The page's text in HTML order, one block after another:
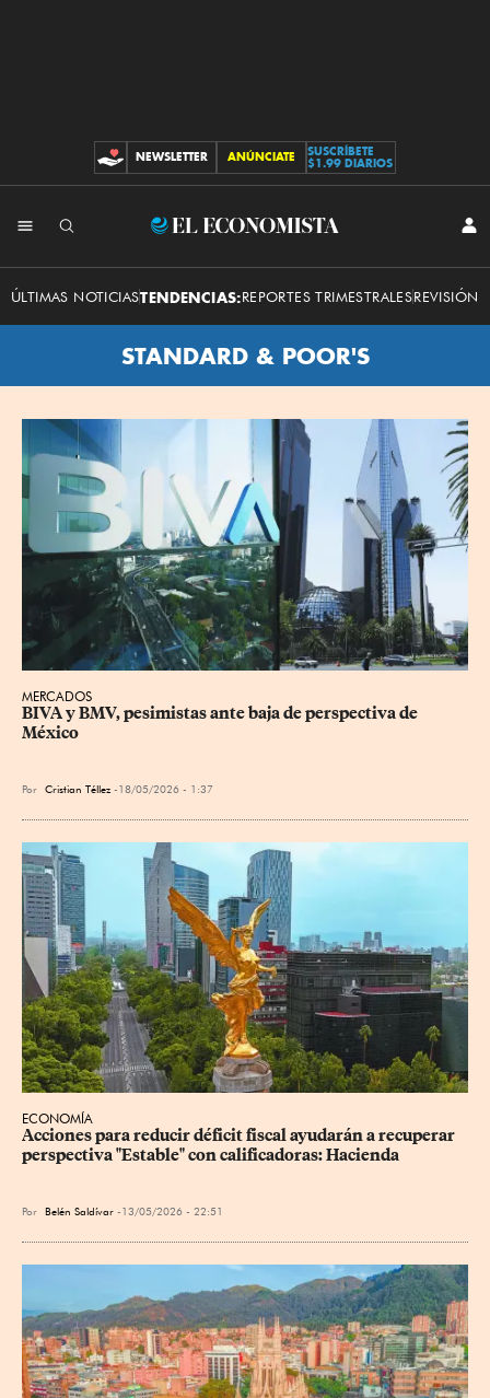
CONTRIBUCIONES
NEWSLETTER ANÚNCIATE
SUSCRÍBETE
$1.99 DIARIOS
El
Economista
ÚLTIMAS NOTICIASTENDENCIAS:REPORTES TRIMESTRALESREVISIÓN
STANDARD & POOR'S
MERCADOS
BIVA y BMV, pesimistas ante baja de perspectiva de
México
Por Cristian Téllez 18/05/2026 - 1:37
ECONOMÍA
Acciones para reducir déficit fiscal ayudarán a recuperar
perspectiva "Estable" con calificadoras: Hacienda
Por Belén Saldívar 13/05/2026 - 22:51